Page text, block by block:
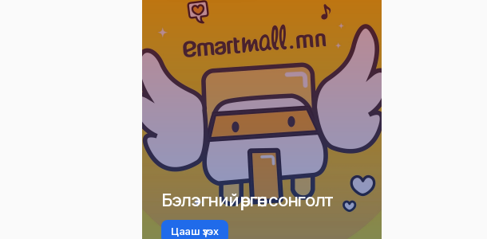
Бэлэгний өргөн сонголт
Цааш үзэх